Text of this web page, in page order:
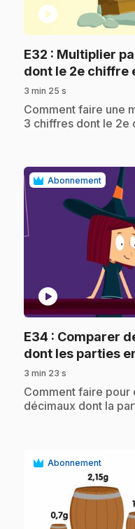
play_circle
E32 : Multiplier
dont le 2e chiffre
3 min 25 s
.Comment faire une
3 chiffres dont le 2e
Abonnement
play_circle
E34 : Comparer
dont les parties
3 min 23 s
.Comment faire
décimaux dont la
Abonnement